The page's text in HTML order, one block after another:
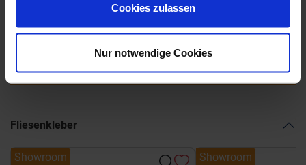
Cookies zulassen
Nur notwendige Cookies
La-Fabbrica-AVA-Grooves.pdf
Weitere Serien von La Fabbrica Ava
Fliesenkleber
Showroom Showroom